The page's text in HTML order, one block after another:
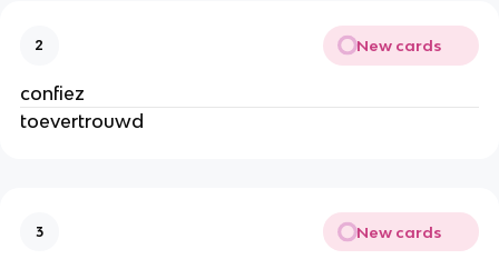
2 New cards
confiez
toevertrouwd
3 New cards